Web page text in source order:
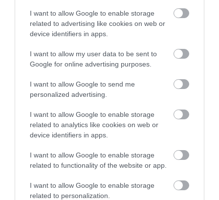
I want to allow Google to enable storage
related to advertising like cookies on web or
device identifiers in apps.
I want to allow my user data to be sent to
Google for online advertising purposes.
I want to allow Google to send me
personalized advertising.
I want to allow Google to enable storage
related to analytics like cookies on web or
device identifiers in apps.
I want to allow Google to enable storage
related to functionality of the website or app.
I want to allow Google to enable storage
related to personalization.
Értékelések
5.0 4 0
3 0
1 0